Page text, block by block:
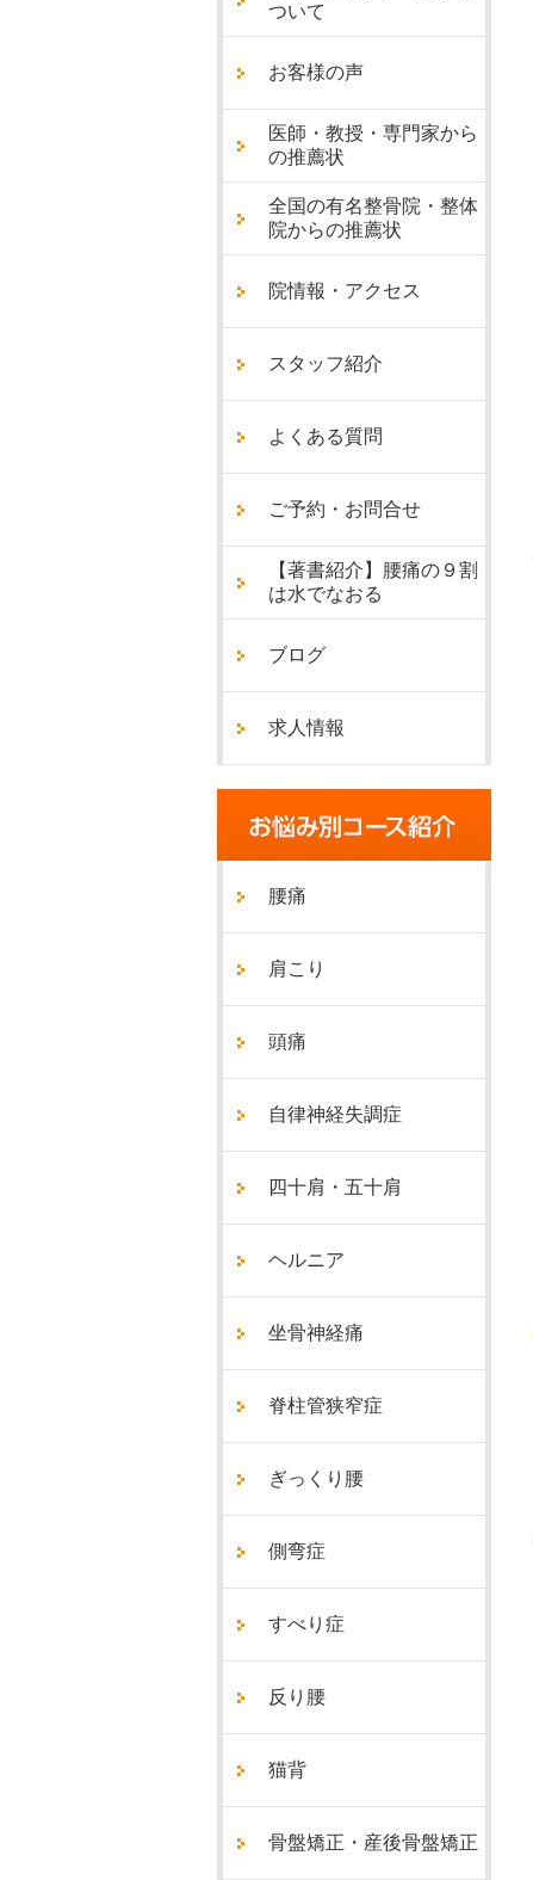
ついて
お客様の声
医師・教授・専門家から
の推薦状
全国の有名整骨院・整体
院からの推薦状
院情報・アクセス
スタッフ紹介
よくある質問
ご予約・お問合せ
【著書紹介】腰痛の９割
は水でなおる
ブログ
求人情報
腰痛
肩こり
頭痛
自律神経失調症
四十肩・五十肩
ヘルニア
坐骨神経痛
脊柱管狭窄症
ぎっくり腰
側弯症
すべり症
反り腰
猫背
骨盤矯正・産後骨盤矯正